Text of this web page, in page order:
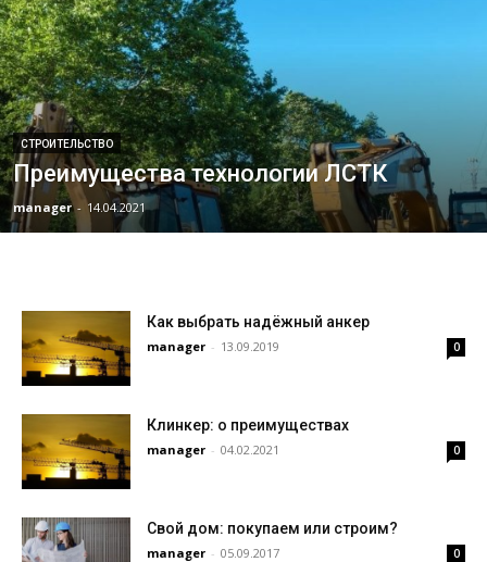
СТРОИТЕЛЬСТВО
Преимущества технологии ЛСТК
manager - 14.04.2021
Как выбрать надёжный анкер
manager - 13.09.2019 0
Клинкер: о преимуществах
manager - 04.02.2021 0
Свой дом: покупаем или строим?
manager - 05.09.2017 0